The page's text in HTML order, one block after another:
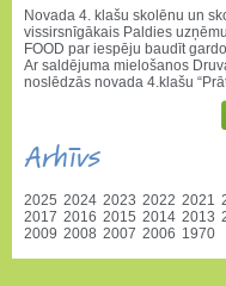
Novada 4. klašu skolēnu un
vissirsnīgākais Paldies
FOOD par iespēju baudīt
Ar saldējuma mielošanos
noslēdzās novada 4.klašu
Arhīvs
2025 2024 2023 2022 2021
2017 2016 2015 2014 2013
2009 2008 2007 2006 1970